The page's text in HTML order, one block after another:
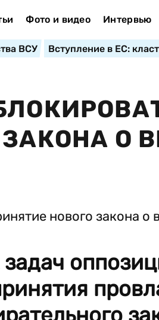
Фото и видео Интервью
ВСУ Вступление в ЕС:
О